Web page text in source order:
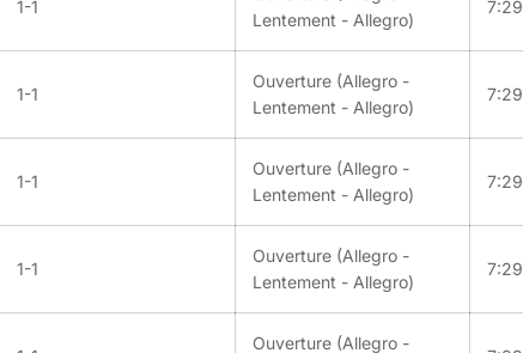
1-1
Lentement - Allegro)
7:29
1-1
Ouverture (Allegro -
Lentement - Allegro)
7:29
1-1
Ouverture (Allegro -
Lentement - Allegro)
7:29
1-1
Ouverture (Allegro -
Lentement - Allegro)
7:29
Ouverture (Allegro -